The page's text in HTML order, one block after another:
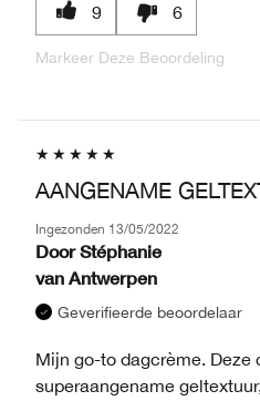
9 6
Markeer Deze Beoordeling
AANGENAME
Ingezonden 13/05/2022
Door Stéphanie
van Antwerpen
Geverifieerde beoordelaar
Mijn go-to dagcrème. Deze
superaangename